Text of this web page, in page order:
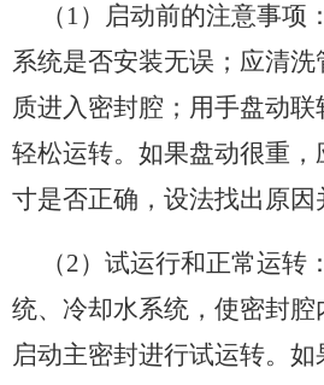
（1）启动前的注意事项
系统是否安装无误；应清
质进入密封腔；用手盘动
轻松运转。如果盘动很重，
寸是否正确，设法找出原因
（2）试运行和正常运转
统、冷却水系统，使密封
启动主密封进行试运转。